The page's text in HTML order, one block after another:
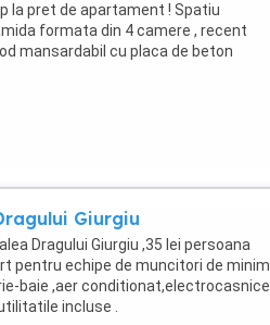
la pret de apartament ! Spatiu
formata din 4 camere , recent
mansardabil cu placa de beton
Giurgiu
Dragului Giurgiu ,35 lei persoana
pentru echipe de muncitori de minim
baie ,aer conditionat,electrocasnice
incluse .